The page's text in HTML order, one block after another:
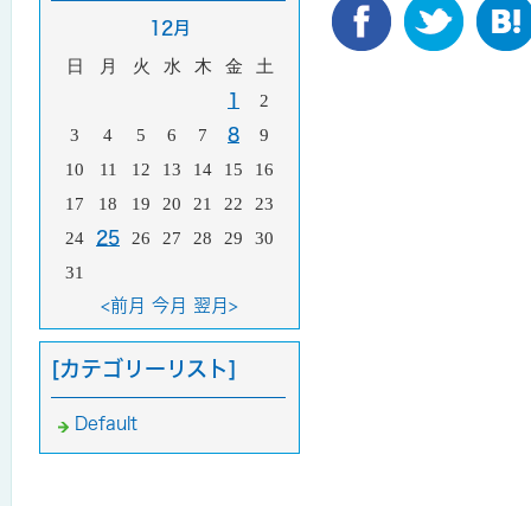
12月
日 月 火 水 木 金 土
1
2
3
4 5 6 7 8
9
10
11 12 13 14 15
16
17
18 19 20 21 22
23
24
25 26 27 28 29
30
31
<前月 今月 翌月>
[カテゴリーリスト]
Default